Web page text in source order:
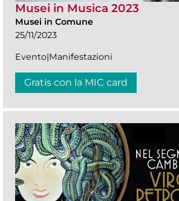
Musei in Musica 2023
Musei in Comune
25/11/2023
Evento|Manifestazioni
Gratis con la MIC card